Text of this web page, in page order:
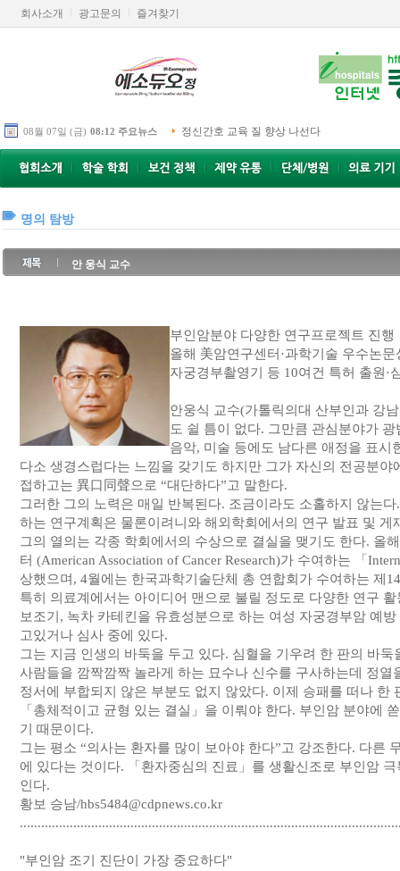
회사소개 광고문의 즐겨찾기
08월 07일 (금) 08:12 주요뉴스 정신간호 교육 질 향상 나선다
명의 탐방
안 웅식 교수
부인암분야 다양한 연구프로젝트 진행
올해 美암연구센터·과학기술 우수논문
자궁경부촬영기 등 10여건 특허 출원·
안웅식 교수(가톨릭의대 산부인과 강
도 쉴 틈이 없다. 그만큼 관심분야가
음악, 미술 등에도 남다른 애정을 표시
다소 생경스럽다는 느낌을 갖기도 하지만 그가 자신의 전공분
접하고는 異口同聲으로 “대단하다”고 말한다.
그러한 그의 노력은 매일 반복된다. 조금이라도 소홀하지 않는
하는 연구계획은 물론이려니와 해외학회에서의 연구 발표 및
그의 열의는 각종 학회에서의 수상으로 결실을 맺기도 한다. 올
터 (American Association of Cancer Research)가 수여하는 「
상했으며, 4월에는 한국과학기술단체 총 연합회가 수여하는 제
특히 의료계에서는 아이디어 맨으로 불릴 정도로 다양한 연구
보조기, 녹차 카테킨을 유효성분으로 하는 여성 자궁경부암 예
고있거나 심사 중에 있다.
그는 지금 인생의 바둑을 두고 있다. 심혈을 기우려 한 판의 바
사람들을 깜짝깜짝 놀라게 하는 묘수나 신수를 구사하는데 정
정서에 부합되지 않은 부분도 없지 않았다. 이제 승패를 떠나 한
「총체적이고 균형 있는 결실」을 이뤄야 한다. 부인암 분야에
기 때문이다.
그는 평소 “의사는 환자를 많이 보아야 한다”고 강조한다. 다른
에 있다는 것이다. 「환자중심의 진료」를 생활신조로 부인암
인다.
황보 승남/hbs5484@cdpnews.co.kr
"부인암 조기 진단이 가장 중요하다"